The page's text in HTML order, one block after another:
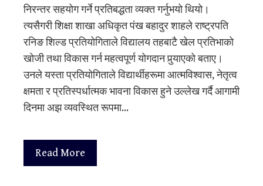
निरन्तर सहयोग गर्ने प्रतिबद्धता व्यक्त गर्नुभयो थियो।
त्यसैगरी शिक्षा शाखा अधिकृत पंख बहादुर शाहले राष्ट्रपति
रनिङ शिल्ड प्रतियोगिताले विद्यालय तहबाटै खेल प्रतिभाको
खोजी तथा विकास गर्न महत्वपूर्ण योगदान पुर्‍याएको बताए।
उनले यस्ता प्रतियोगिताले विद्यार्थीहरूमा आत्मविश्वास, नेतृत्व
क्षमता र प्रतिस्पर्धात्मक भावना विकास हुने उल्लेख गर्दै आगामी
दिनमा अझ व्यवस्थित रूपमा…
Read More